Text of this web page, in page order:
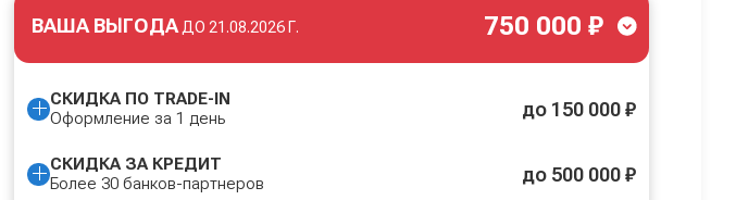
ВАША ВЫГОДА ДО 21.08.2026 Г. 750 000 ₽
СКИДКА ПО TRADE-IN
Оформление за 1 день
до 150 000 ₽
СКИДКА ЗА КРЕДИТ
Более 30 банков-партнеров
до 500 000 ₽